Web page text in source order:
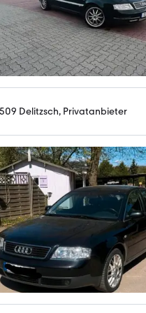
Delitzsch, Privatanbieter